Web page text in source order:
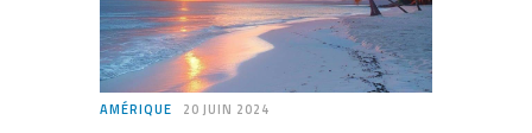
AMÉRIQUE 20 JUIN 2024